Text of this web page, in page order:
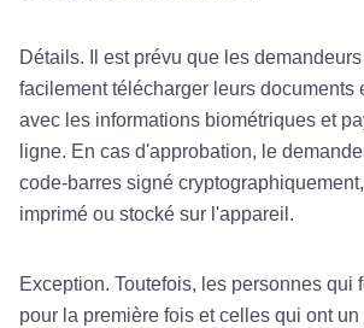
Détails. Il est prévu que les
facilement télécharger leurs documents
avec les informations biométriques et
ligne. En cas d'approbation, le
code-barres signé
imprimé ou stocké sur l'appareil.
Exception. Toutefois, les personnes qui
pour la première fois et celles qui ont un